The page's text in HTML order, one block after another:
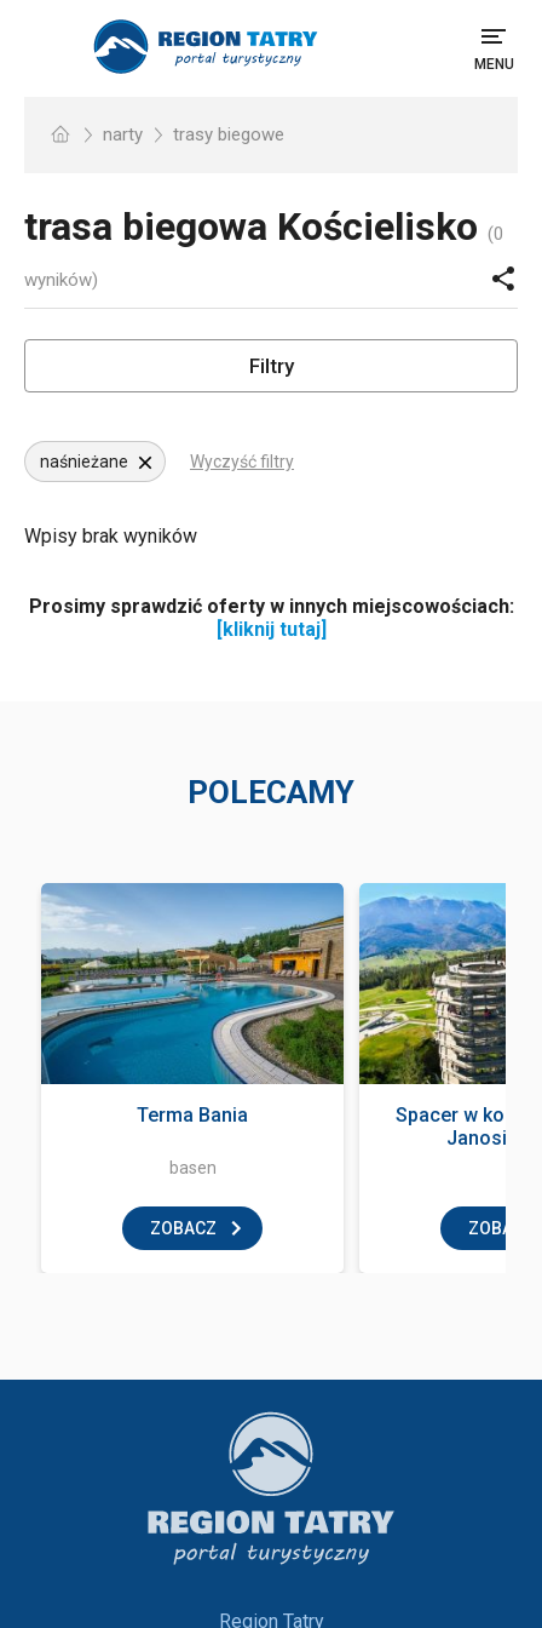
MENU
narty trasy biegowe
trasa biegowa Kościelisko (0
wyników)
Filtry
naśnieżane Wyczyść filtry
Wpisy brak wyników
Prosimy sprawdzić oferty w innych miejscowościach:
[kliknij tutaj]
POLECAMY
Terma Bania
basen
ZOBACZ
Spacer w
Janosik
ZOBACZ
Region Tatry